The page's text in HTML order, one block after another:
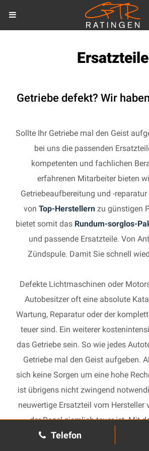
Telefon
Ersatzteile
Getriebe defekt? Wir
Sollte Ihr Getriebe mal den Geist
bei uns die passenden
kompetenten und fachlichen
erfahrenen Mitarbeiter bieten
Getriebeaufbereitung und -
von Top-Herstellern zu günstigen
bietet somit das Rundum-sorglos-
und passende Ersatzteile. Von
Zündspule. Damit Sie schnell
Defekte Lichtmaschinen oder
Autobesitzer oft eine absolute
Wartung, Reparatur oder der
teuer sind. Ein weiterer
das Getriebe sein. So wie jedes
Getriebe mal den Geist aufgeben.
sich keine Sorgen um eine hohe
ist übrigens nicht zwingend
neuwertige Ersatzteil vom Hersteller
der Regel ziemlich teuer ist. Mit
Ersatzteilen kann jedes gebrauchte